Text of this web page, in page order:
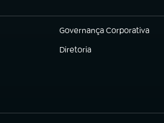
Governança Corporativa
(abre em nova aba)
Diretoria
(abre em nova aba)